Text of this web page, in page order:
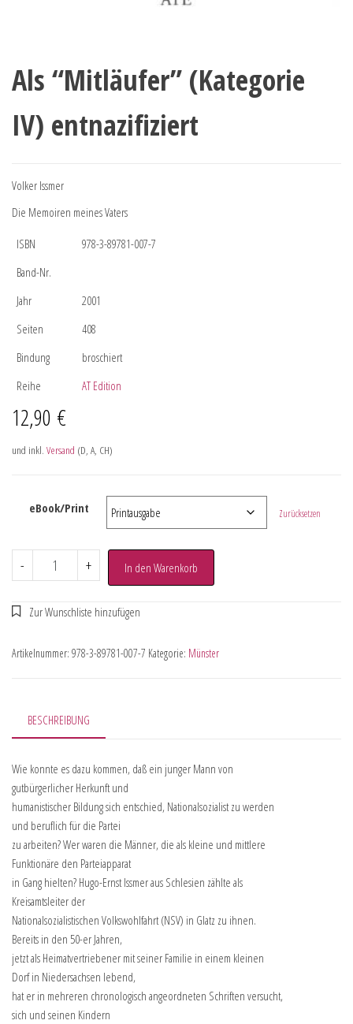
Als “Mitläufer” (Kategorie
IV) entnazifiziert
Volker Issmer
Die Memoiren meines Vaters
ISBN
978-3-89781-007-7
Band-Nr.
Jahr
2001
Seiten
408
Bindung
broschiert
Reihe
AT Edition
12,90 €
und inkl. Versand (D, A, CH)
eBook/Print Zurücksetzen
- + In den Warenkorb
Artikelnummer: 978-3-89781-007-7 Kategorie: Münster
BESCHREIBUNG
Wie konnte es dazu kommen, daß ein junger Mann von
gutbürgerlicher Herkunft und
humanistischer Bildung sich entschied, Nationalsozialist zu werden
und beruflich für die Partei
zu arbeiten? Wer waren die Männer, die als kleine und mittlere
Funktionäre den Parteiapparat
in Gang hielten? Hugo-Ernst Issmer aus Schlesien zählte als
Kreisamtsleiter der
Nationalsozialistischen Volkswohlfahrt (NSV) in Glatz zu ihnen.
Bereits in den 50-er Jahren,
jetzt als Heimatvertriebener mit seiner Familie in einem kleinen
Dorf in Niedersachsen lebend,
hat er in mehreren chronologisch angeordneten Schriften versucht,
sich und seinen Kindern